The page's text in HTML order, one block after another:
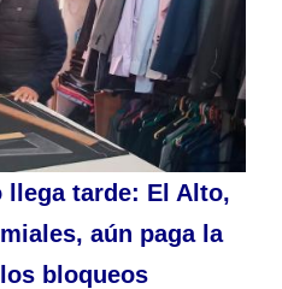
llega tarde: El Alto,
aún paga la
bloqueos